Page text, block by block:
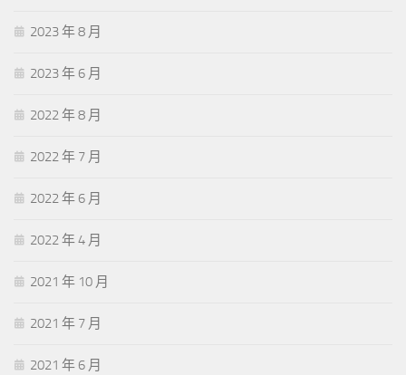
2023 年 8 月
2023 年 6 月
2022 年 8 月
2022 年 7 月
2022 年 6 月
2022 年 4 月
2021 年 10 月
2021 年 7 月
2021 年 6 月